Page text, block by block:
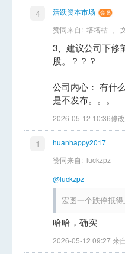
4
活跃资本市场
赞同来自: 塔塔桔
3、建议公司下修
股。？？？
公司内心： 有什
是不发布。。。
2026-05-12 10:36修
1
huanhappy2017
赞同来自: luckzpz
@luckzpz
宏图一个跌停抵
哈哈，确实
2026-05-12 09:27 来